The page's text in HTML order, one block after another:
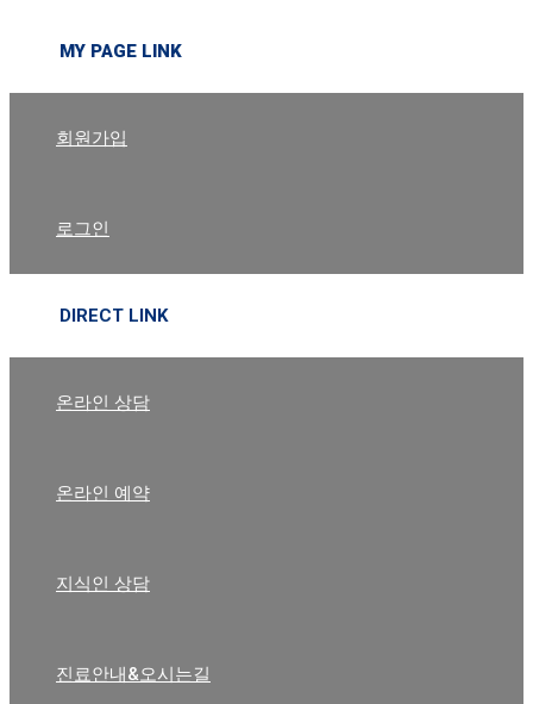
MY PAGE LINK
회원가입
로그인
DIRECT LINK
온라인 상담
온라인 예약
지식인 상담
진료안내&오시는길